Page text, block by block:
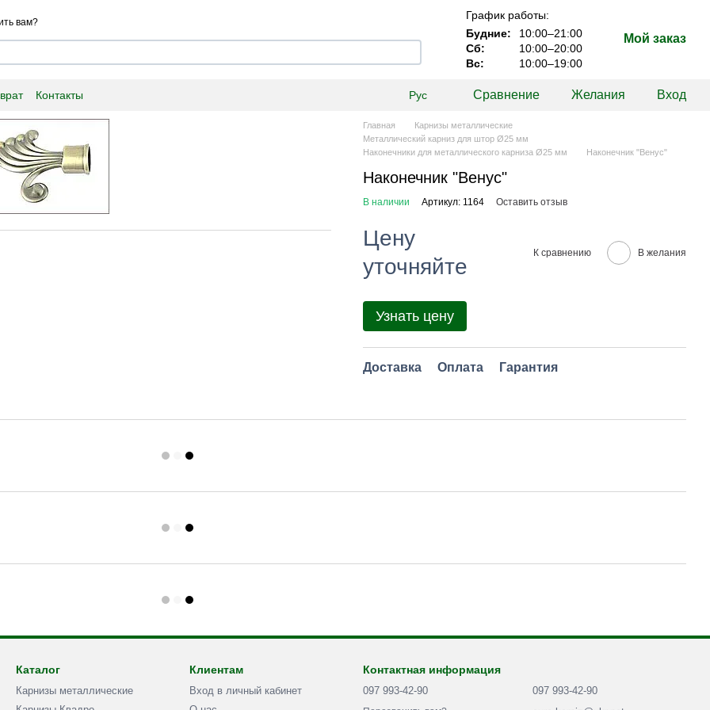
вам?
График работы:
Будние:
10:00–21:00
Сб:
10:00–20:00
Вс:
10:00–19:00
Мой заказ
Контакты Рус Сравнение Желания Вход
Главная
Карнизы металлические
Металлический карниз для штор Ø25 мм
Наконечники для металлического карниза Ø25 мм
Наконечник "Венус"
Наконечник "Венус"
В наличии Артикул: 1164 Оставить отзыв
Цену
уточняйте
К сравнению В желания
Узнать цену
Доставка Оплата Гарантия
Каталог
Карнизы металлические
Клиентам
Вход в личный кабинет
Контактная информация
097 993-42-90
097 993-42-90